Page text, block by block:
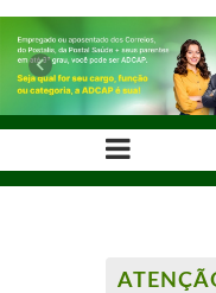
Previous